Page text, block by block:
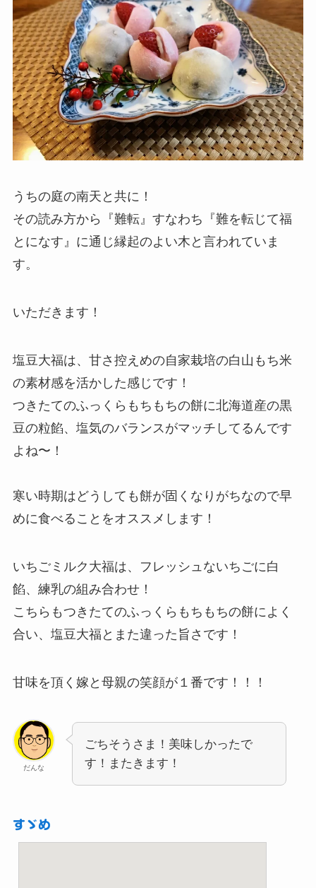
うちの庭の南天と共に！
その読み方から『難転』すなわち『難を転じて福
とになす』に通じ縁起のよい木と言われていま
す。
いただきます！
塩豆大福は、甘さ控えめの自家栽培の白山もち米
の素材感を活かした感じです！
つきたてのふっくらもちもちの餅に北海道産の黒
豆の粒餡、塩気のバランスがマッチしてるんです
よね〜！
寒い時期はどうしても餅が固くなりがちなので早
めに食べることをオススメします！
いちごミルク大福は、フレッシュないちごに白
餡、練乳の組み合わせ！
こちらもつきたてのふっくらもちもちの餅によく
合い、塩豆大福とまた違った旨さです！
甘味を頂く嫁と母親の笑顔が１番です！！！
だんな
ごちそうさま！美味しかったで
す！またきます！
すゞめ